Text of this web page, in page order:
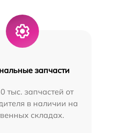
запчасти
тыс. запчастей от
в наличии на
складах.